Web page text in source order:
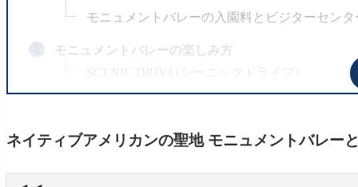
モニュメントバレーの入園料とビジターセン
モニュメントバレーの楽しみ方
フォレスト・ガンプポイント
ネイティブアメリカンの聖地 モニュメントバレー